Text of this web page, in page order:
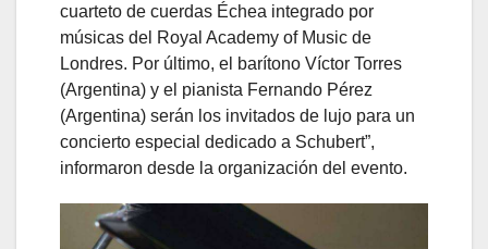
cuarteto de cuerdas Échea integrado por
músicas del Royal Academy of Music de
Londres. Por último, el barítono Víctor Torres
(Argentina) y el pianista Fernando Pérez
(Argentina) serán los invitados de lujo para un
concierto especial dedicado a Schubert”,
informaron desde la organización del evento.